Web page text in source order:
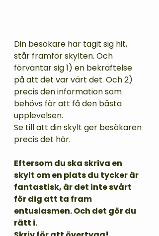
Din besökare har tagit sig hit,
står framför skylten. Och
förväntar sig 1) en bekräftelse
på att det var värt det. Och 2)
precis den information som
behövs för att få den bästa
upplevelsen.
Se till att din skylt ger besökaren
precis det här.
Eftersom du ska skriva en
skylt om en plats du tycker är
fantastisk, är det inte svårt
för dig att ta fram
entusiasmen. Och det gör du
rätt i.